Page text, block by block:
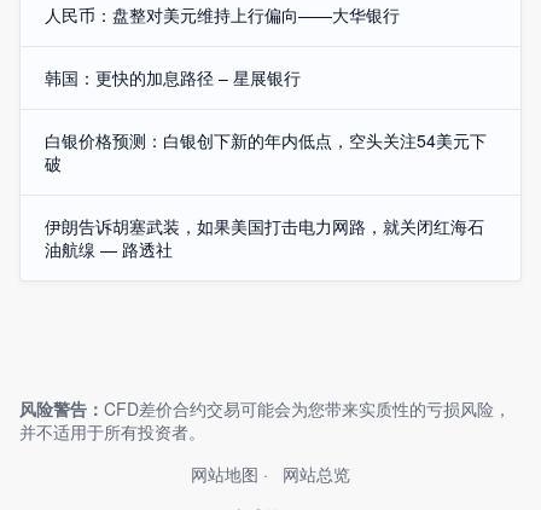
人民币：盘整对美元维持上行偏向——大华银行
韩国：更快的加息路径 – 星展银行
白银价格预测：白银创下新的年内低点，空头关注54美元下
破
伊朗告诉胡塞武装，如果美国打击电力网路，就关闭红海石
油航缐 — 路透社
风险警告： CFD差价合约交易可能会为您带来实质性的亏损风险，
并不适用于所有投资者。
网站地图
网站总览